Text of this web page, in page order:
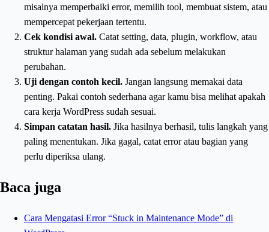
misalnya memperbaiki error, memilih tool, membuat sistem, atau
mempercepat pekerjaan tertentu.
Cek kondisi awal. Catat setting, data, plugin, workflow, atau
struktur halaman yang sudah ada sebelum melakukan
perubahan.
Uji dengan contoh kecil. Jangan langsung memakai data
penting. Pakai contoh sederhana agar kamu bisa melihat apakah
cara kerja WordPress sudah sesuai.
Simpan catatan hasil. Jika hasilnya berhasil, tulis langkah yang
paling menentukan. Jika gagal, catat error atau bagian yang
perlu diperiksa ulang.
Baca juga
Cara Mengatasi Error “Stuck in Maintenance Mode” di